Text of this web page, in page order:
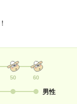
50 60
男性